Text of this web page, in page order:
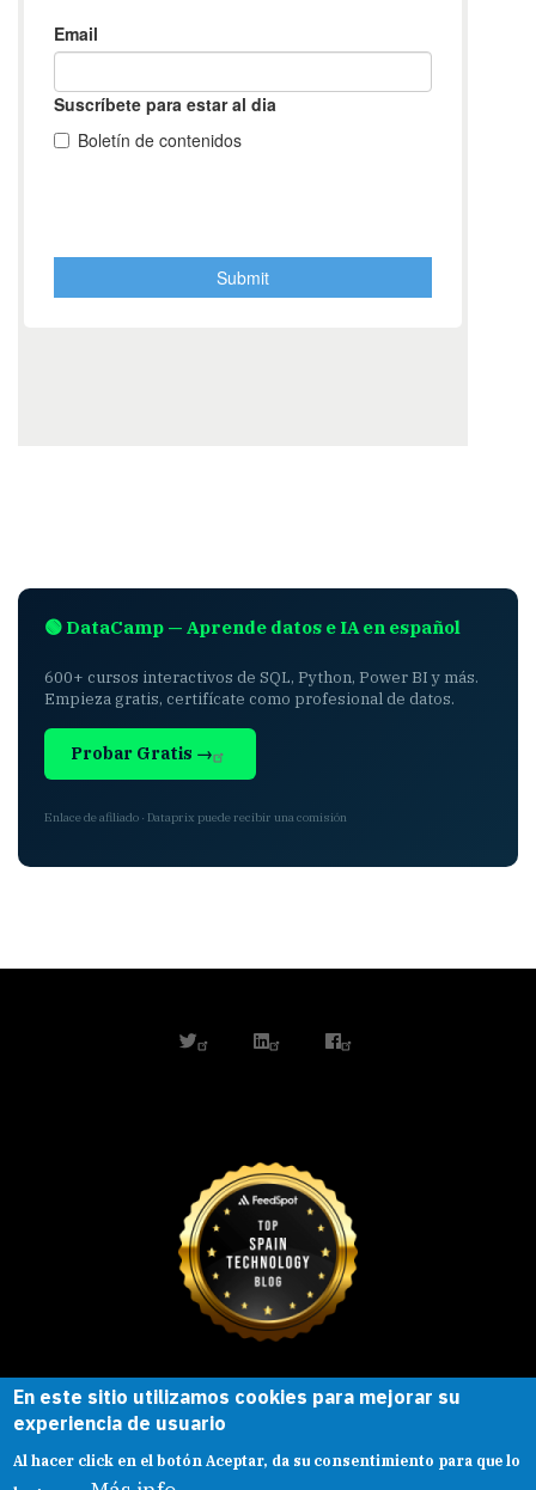
🟢 DataCamp — Aprende datos e IA en español
600+ cursos interactivos de SQL, Python, Power BI y más.
Empieza gratis, certifícate como profesional de datos.
Probar Gratis →
Enlace de afiliado · Dataprix puede recibir una comisión
twitterlinkedinfacebook
Esta obra está bajo una
Creative Commons
Reconocimiento-
En este sitio utilizamos cookies para mejorar su
experiencia de usuario
Al hacer click en el botón Aceptar, da su consentimiento para que lo